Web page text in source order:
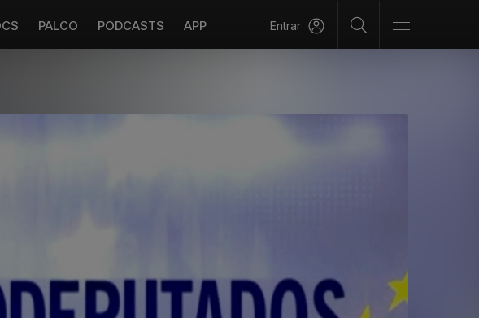
PALCO PODCASTS APP Entrar